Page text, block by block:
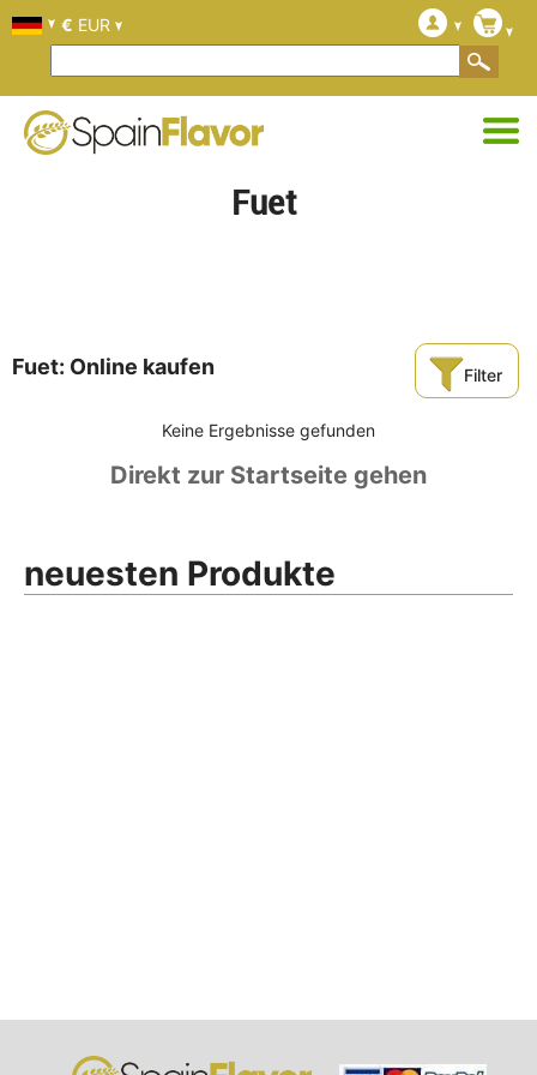
Fuet
Fuet: Online kaufen Filter
Keine Ergebnisse gefunden
Direkt zur Startseite gehen
neuesten Produkte
€ EUR